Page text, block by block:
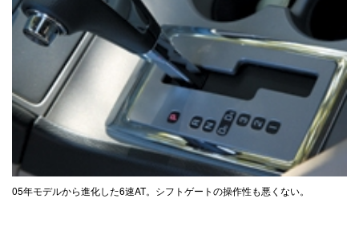
05年モデルから進化した6速AT。シフトゲートの操作性も悪くない。